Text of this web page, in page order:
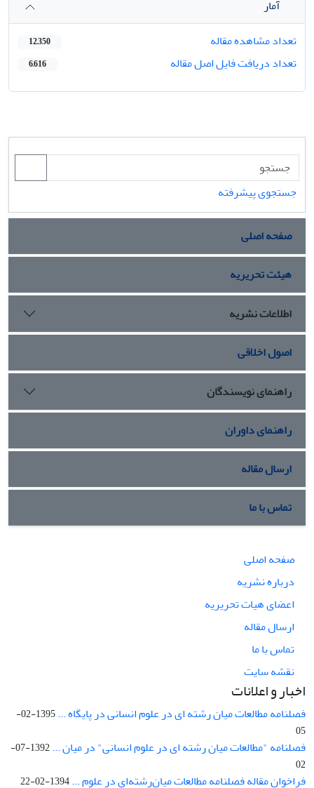
آمار
تعداد مشاهده مقاله
12,350
تعداد دریافت فایل اصل مقاله 6,616
جستجوی پیشرفته
صفحه اصلی
هیئت تحریریه
اطلاعات نشریه
اصول اخلاقی
راهنمای نویسندگان
راهنمای داوران
ارسال مقاله
تماس با ما
صفحه اصلی
درباره نشریه
اعضای هیات تحریریه
ارسال مقاله
تماس با ما
نقشه سایت
اخبار و اعلانات
فصلنامه مطالعات میان رشته ای در علوم انسانی در پایگاه ...
1395-02-
05
فصلنامه "مطالعات میان رشته ای در علوم انسانی" در میان ...
1392-07-
02
فراخوان مقاله فصلنامه مطالعات میان‌رشته‌ای در علوم ...1394-02-22